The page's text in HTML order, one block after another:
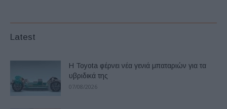
Latest
Η Toyota φέρνει νέα γενιά μπαταριών για τα
υβριδικά της
07/08/2026